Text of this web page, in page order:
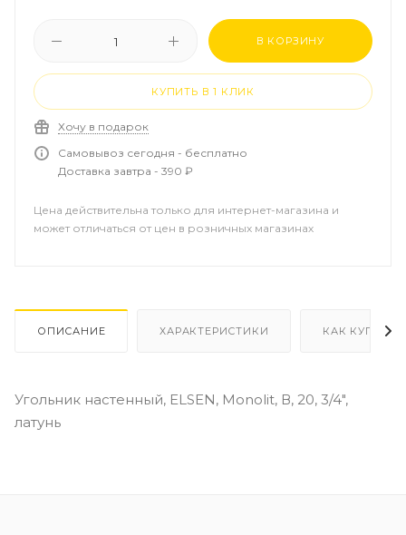
В КОРЗИНУ
КУПИТЬ В 1 КЛИК
Хочу в подарок
Самовывоз сегодня - бесплатно
Доставка завтра - 390 ₽
Цена действительна только для интернет-магазина и
может отличаться от цен в розничных магазинах
ОПИСАНИЕ ХАРАКТЕРИСТИКИ КАК КУПИТЬ
Угольник настенный, ELSEN, Monolit, В, 20, 3/4",
латунь